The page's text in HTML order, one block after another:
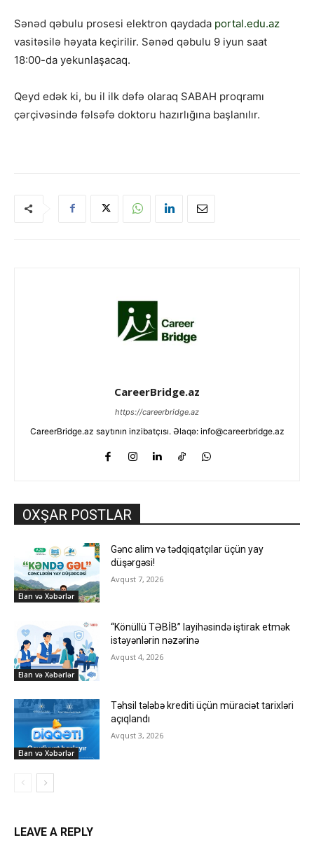
Sənəd qəbulu prosesi elektron qaydada portal.edu.az
vasitəsilə həyata keçirilir. Sənəd qəbulu 9 iyun saat
18:00-da yekunlaşacaq.
Qeyd edək ki, bu il ilk dəfə olaraq SABAH proqramı
çərçivəsində fəlsəfə doktoru hazırlığına başlanılır.
CareerBridge.az
https://careerbridge.az
CareerBridge.az saytının inzibatçısı. Əlaqə: info@careerbridge.az
OXŞAR POSTLAR
Elan və Xəbərlər
Gənc alim və tədqiqatçılar üçün yay
düşərgəsi!
Avqust 7, 2026
Elan və Xəbərlər
“Könüllü TƏBİB” layihəsində iştirak etmək
istəyənlərin nəzərinə
Avqust 4, 2026
Elan və Xəbərlər
Təhsil tələbə krediti üçün müraciət tarixləri
açıqlandı
Avqust 3, 2026
LEAVE A REPLY